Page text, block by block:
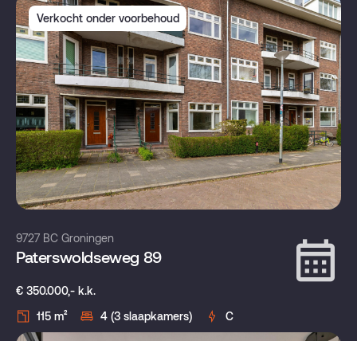
Verkocht onder voorbehoud
9727 BC Groningen
Paterswoldseweg 89
€ 350.000,- k.k.
115 m²
4 (3 slaapkamers) C